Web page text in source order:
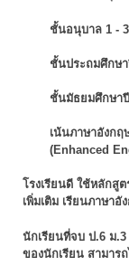
ชั้นอนุบาล 1 -
ชั้นประถมศึกษ
ชั้นมัธยมศึกษา
เน้นภาษาอังก
(Enhanced
โรงเรียนดี ใช้หลักสู
เพิ่มเติม เรียนภาษาอั
นักเรียนที่จบ ป.6 ม
ของนักเรียน สามาร